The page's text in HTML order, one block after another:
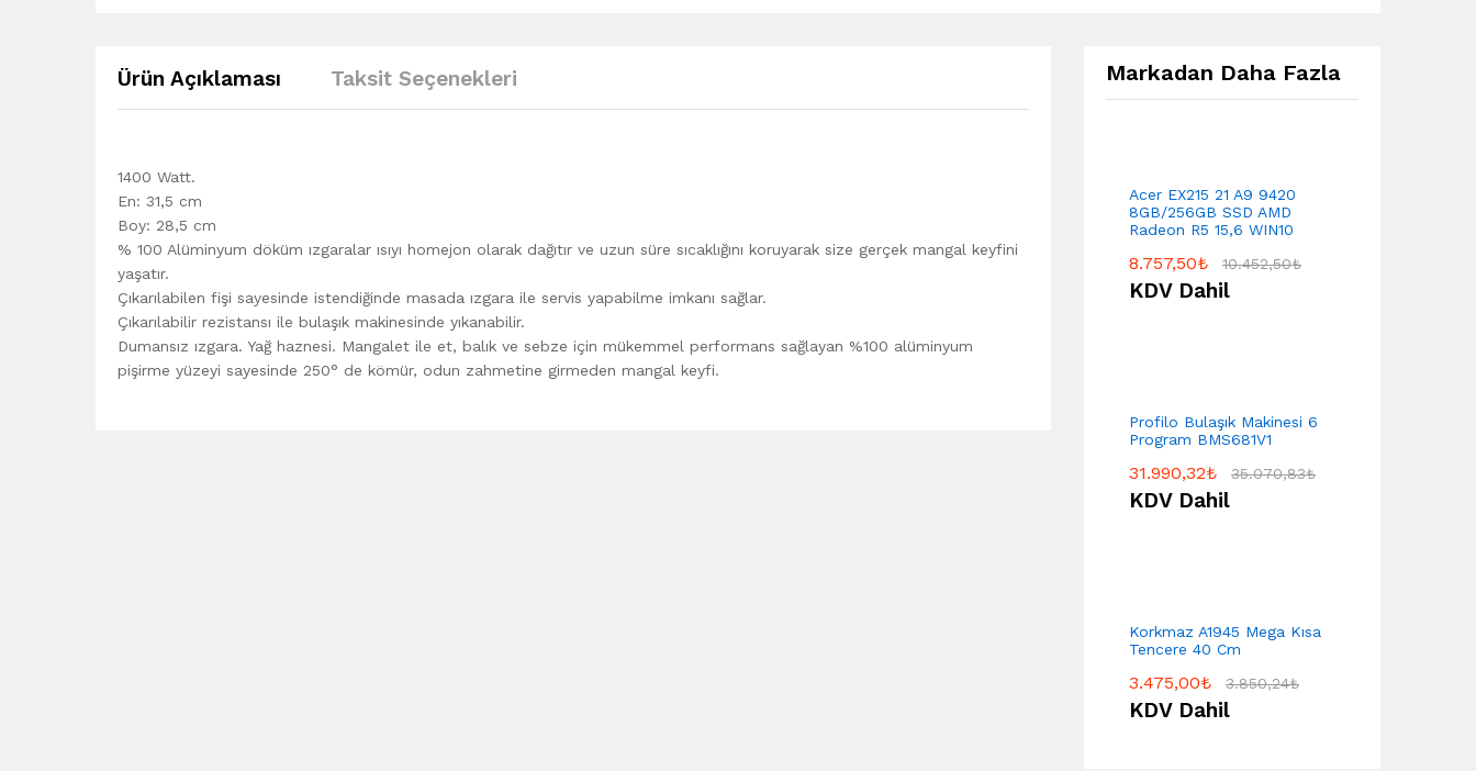
Ürün Açıklaması Taksit Seçenekleri
1400 Watt.
En: 31,5 cm
Boy: 28,5 cm
% 100 Alüminyum döküm ızgaralar ısıyı homejon olarak dağıtır ve uzun süre sıcaklığını koruyarak size gerçek mangal keyfini
yaşatır.
Çıkarılabilen fişi sayesinde istendiğinde masada ızgara ile servis yapabilme imkanı sağlar.
Çıkarılabilir rezistansı ile bulaşık makinesinde yıkanabilir.
Dumansız ızgara. Yağ haznesi. Mangalet ile et, balık ve sebze için mükemmel performans sağlayan %100 alüminyum
pişirme yüzeyi sayesinde 250° de kömür, odun zahmetine girmeden mangal keyfi.
Markadan Daha Fazla
Acer EX215 21 A9 9420
8GB/256GB SSD AMD
Radeon R5 15,6 WIN10
8.757,50₺ 10.452,50₺
KDV Dahil
Profilo Bulaşık Makinesi 6
Program BMS681V1
31.990,32₺ 35.070,83₺
KDV Dahil
Korkmaz A1945 Mega Kısa
Tencere 40 Cm
3.475,00₺ 3.850,24₺
KDV Dahil